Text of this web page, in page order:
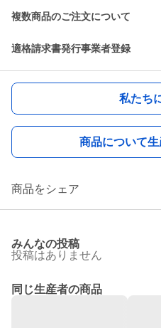
複数商品のご注文について
適格請求書発行事業者登録
私たち
商品について
商品をシェア
みんなの投稿
投稿はありません
同じ生産者の商品